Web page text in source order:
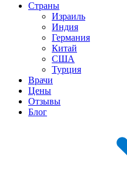
Страны
Израиль
Индия
Германия
Китай
США
Турция
Врачи
Цены
Отзывы
Блог